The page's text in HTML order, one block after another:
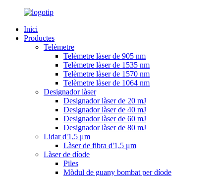
Inici
Productes
Telèmetre
Telèmetre làser de 905 nm
Telèmetre làser de 1535 nm
Telèmetre làser de 1570 nm
Telèmetre làser de 1064 nm
Designador làser
Designador làser de 20 mJ
Designador làser de 40 mJ
Designador làser de 60 mJ
Designador làser de 80 mJ
Lidar d'1,5 μm
Làser de fibra d'1,5 μm
Làser de díode
Piles
Mòdul de guany bombat per díode